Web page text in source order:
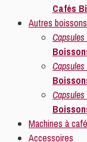
Cafés
Autres boissons
Machines à café
Accessoires